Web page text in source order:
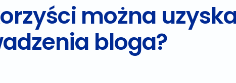
można
bloga?